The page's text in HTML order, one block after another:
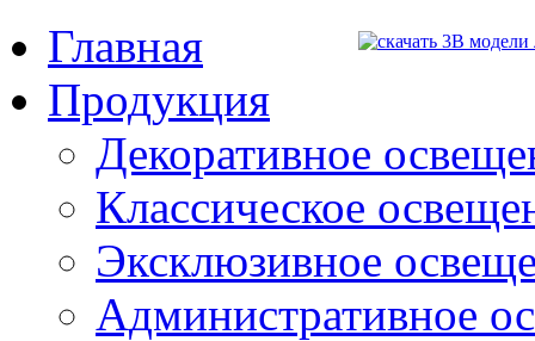
Главная
Продукция
Декоративное
Классическое
Эксклюзивное
Административное